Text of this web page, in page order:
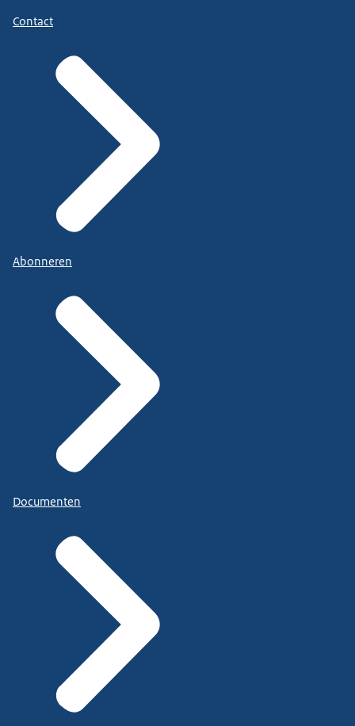
Contact
Abonneren
Documenten